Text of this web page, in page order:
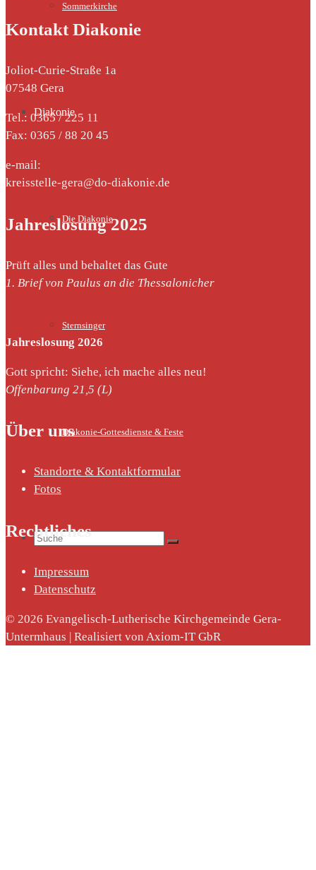
Sommerkirche
Diakonie
Die Diakonie
Sternsinger
Diakonie-Gottesdienste & Feste
Suche
nach:
Kontakt Diakonie
Joliot-Curie-Straße 1a
07548 Gera
Tel.: 0365 / 225 11
Fax: 0365 / 88 20 45
e-mail:
kreisstelle-gera@do-diakonie.de
Jahreslosung 2025
Prüft alles und behaltet das Gute
1. Brief von Paulus an die Thessalonicher
Jahreslosung 2026
Gott spricht: Siehe, ich mache alles neu!
Offenbarung 21,5 (L)
Über uns
Standorte & Kontaktformular
Fotos
Rechtliches
Impressum
Datenschutz
© 2026 Evangelisch-Lutherische Kirchgemeinde Gera-
Untermhaus | Realisiert von Axiom-IT GbR